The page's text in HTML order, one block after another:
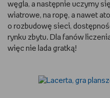
węgla, a następnie uczymy
wiatrowe, na ropę, a nawet
o rozbudowę sieci,
rynku zbytu. Dla fanów
więc nie lada gratką!